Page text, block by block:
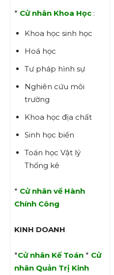
* Cử nhân Khoa Học :
Khoa học sinh học
Hoá học
Tư pháp hình sự
Nghiên cứu môi
trường
Khoa học địa chất
Sinh học biển
Toán học Vật lý
Thống kê
* Cử nhân về Hành
Chính Công
KINH DOANH
*Cử nhân Kế Toán * Cử
nhân Quản Trị Kinh